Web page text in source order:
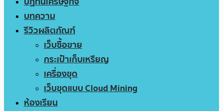
บทความ
รีวิวผลิตภัณฑ์
เว็บซื้อขาย
กระเป๋าเก็บเหรียญ
เครื่องขุด
เว็บขุดแบบ Cloud Mining
ห้องเรียน